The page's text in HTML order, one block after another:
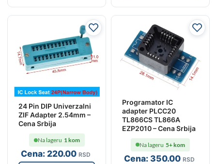
24 Pin DIP Univerzalni
ZIF Adapter 2.54mm –
Cena Srbija
Cena: 220.00 RSD
Na lageru 1 kom
Programator IC
adapter PLCC20
TL866CS TL866A
EZP2010 – Cena Srbija
Cena:350.00 RSD
Na lageru 5+ kom